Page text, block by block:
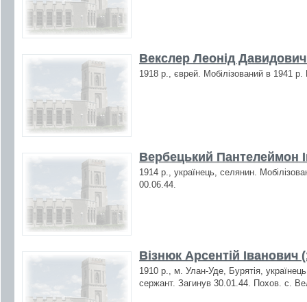
Векслер Леонід
1918 р., єврей. Мобілізований в 1941
Вербецький Пантелеймон
1914 р., українець, селянин.
00.06.44.
Візнюк Арсентій Іванович
1910 р., м. Улан-Уде, Бурятія,
сержант. Загинув 30.01.44. Похов. с.